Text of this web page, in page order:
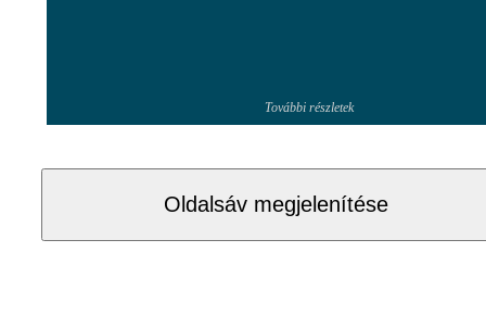
További részletek
Oldalsáv megjelenítése